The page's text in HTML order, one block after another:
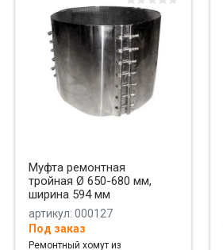
Муфта ремонтная
тройная Ø 650-680 мм,
ширина 594 мм
артикул: 000127
Под заказ
Ремонтный хомут из